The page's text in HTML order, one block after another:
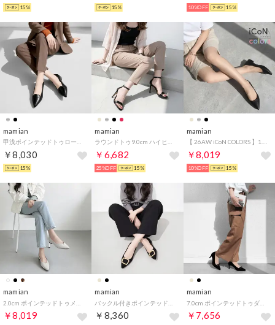
15% 15% 10%OFF 15%
mamian
￥8,030
15%
mamian
￥6,682
25%OFF 15%
mamian
￥8,019
10%OFF 15%
mamian
￥8,019
mamian
￥8,360
mamian
7.0cm ポインテッドトゥダブルリボンサテンパンプス／m72025 （ブラックサテン）
￥7,656